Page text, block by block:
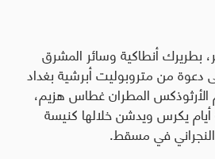
بطريرك أنطاكية وسائر المشرق
دعوة من متروبوليت أبرشية بغداد
الأرثوذكس المطران غطاس هزيم،
أيام يكرس ويدشن خلالها كنيسة
في مسقط.